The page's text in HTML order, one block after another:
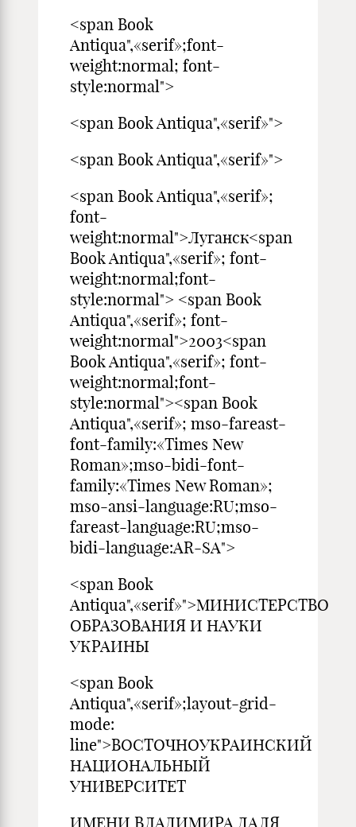
<span Book
Antiqua",«serif»;font-
weight:normal; font-
style:normal">
<span Book Antiqua",«serif»">
<span Book Antiqua",«serif»">
<span Book Antiqua",«serif»;
font-
weight:normal">Луганск<span
Book Antiqua",«serif»; font-
weight:normal;font-
style:normal"> <span Book
Antiqua",«serif»; font-
weight:normal">2003<span
Book Antiqua",«serif»; font-
weight:normal;font-
style:normal"><span Book
Antiqua",«serif»; mso-fareast-
font-family:«Times New
Roman»;mso-bidi-font-
family:«Times New Roman»;
mso-ansi-language:RU;mso-
fareast-language:RU;mso-
bidi-language:AR-SA">
<span Book
Antiqua",«serif»">МИНИСТЕРСТВО
ОБРАЗОВАНИЯ И НАУКИ
УКРАИНЫ
<span Book
Antiqua",«serif»;layout-grid-
mode:
line">ВОСТОЧНОУКРАИНСКИЙ
НАЦИОНАЛЬНЫЙ
УНИВЕРСИТЕТ
ИМЕНИ ВЛАДИМИРА ДАЛЯ